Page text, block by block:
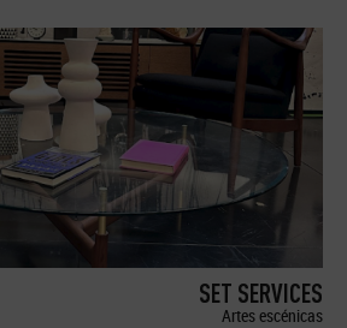
SET SERVICES
Artes escénicas